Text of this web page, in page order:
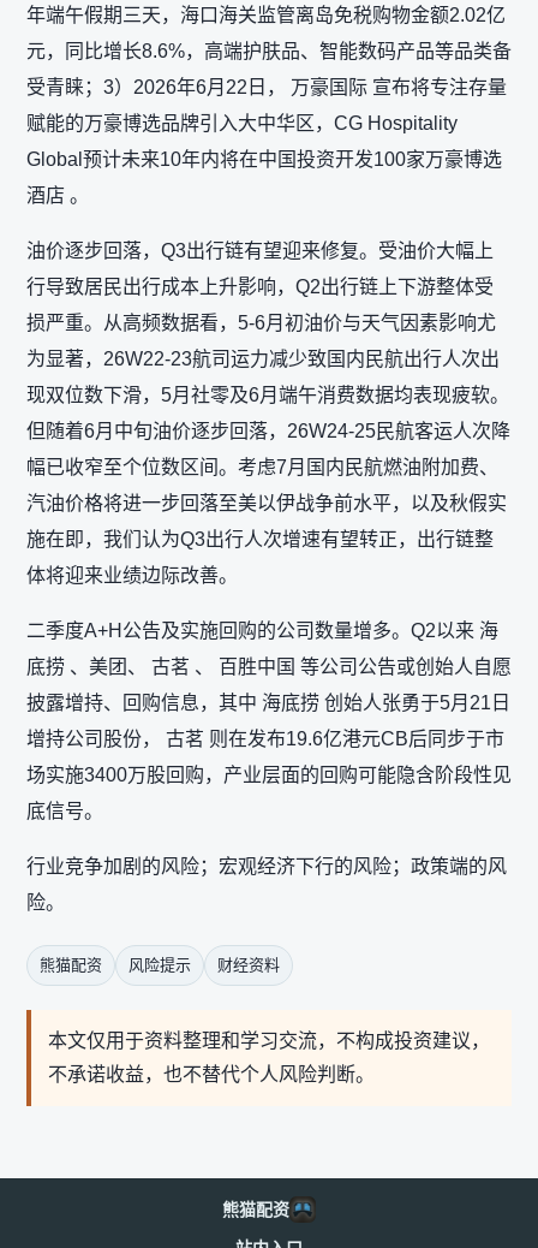
年端午假期三天，海口海关监管离岛免税购物金额2.02亿
元，同比增长8.6%，高端护肤品、智能数码产品等品类备
受青睐；3）2026年6月22日， 万豪国际 宣布将专注存量
赋能的万豪博选品牌引入大中华区，CG Hospitality
Global预计未来10年内将在中国投资开发100家万豪博选
酒店 。
油价逐步回落，Q3出行链有望迎来修复。受油价大幅上
行导致居民出行成本上升影响，Q2出行链上下游整体受
损严重。从高频数据看，5-6月初油价与天气因素影响尤
为显著，26W22-23航司运力减少致国内民航出行人次出
现双位数下滑，5月社零及6月端午消费数据均表现疲软。
但随着6月中旬油价逐步回落，26W24-25民航客运人次降
幅已收窄至个位数区间。考虑7月国内民航燃油附加费、
汽油价格将进一步回落至美以伊战争前水平，以及秋假实
施在即，我们认为Q3出行人次增速有望转正，出行链整
体将迎来业绩边际改善。
二季度A+H公告及实施回购的公司数量增多。Q2以来 海
底捞 、美团、 古茗 、 百胜中国 等公司公告或创始人自愿
披露增持、回购信息，其中 海底捞 创始人张勇于5月21日
增持公司股份， 古茗 则在发布19.6亿港元CB后同步于市
场实施3400万股回购，产业层面的回购可能隐含阶段性见
底信号。
行业竞争加剧的风险；宏观经济下行的风险；政策端的风
险。
熊猫配资 风险提示 财经资料
本文仅用于资料整理和学习交流，不构成投资建议，
不承诺收益，也不替代个人风险判断。
熊猫配资